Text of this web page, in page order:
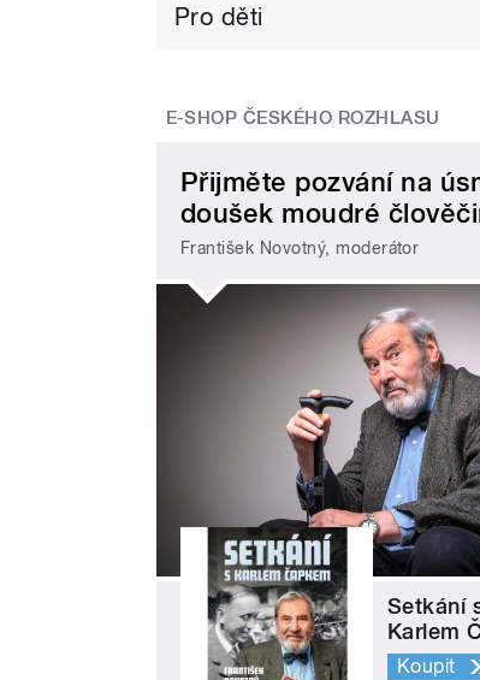
Pro děti
E-SHOP ČESKÉHO ROZHLASU
Přijměte pozvání na
doušek moudré
František Novotný, moderátor
Setkání
Karlem
Koupit